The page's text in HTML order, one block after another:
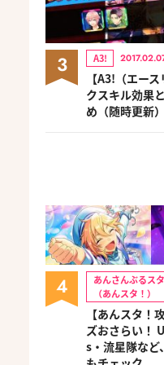
3 A3!
【A3!（エー
クスキル効果
め（随時更新）
4
あんさんぶるス
（あんスタ！）
【あんスタ！
ズおさらい！
s・流星隊など